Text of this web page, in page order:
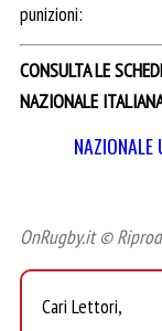
punizioni:
CONSULTA LE
NAZIONALE
NAZIONALE
OnRugby.it ©
Cari Lettori,